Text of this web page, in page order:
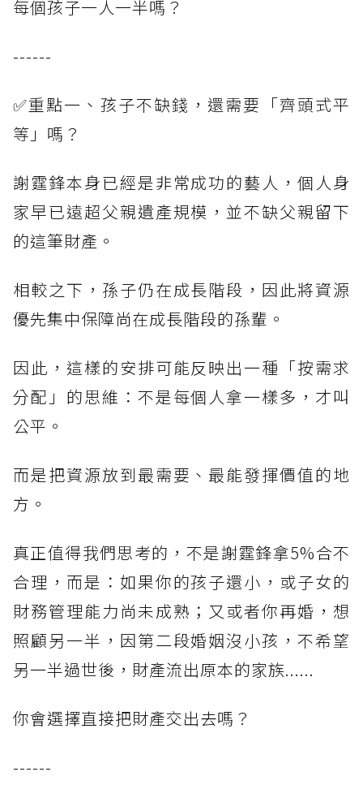
每個孩子一人一半嗎？
------
✅重點一、孩子不缺錢，還需要「齊頭式平
等」嗎？
謝霆鋒本身已經是非常成功的藝人，個人身
家早已遠超父親遺產規模，並不缺父親留下
的這筆財產。
相較之下，孫子仍在成長階段，因此將資源
優先集中保障尚在成長階段的孫輩。
因此，這樣的安排可能反映出一種「按需求
分配」的思維：不是每個人拿一樣多，才叫
公平。
而是把資源放到最需要、最能發揮價值的地
方。
真正值得我們思考的，不是謝霆鋒拿5%合不
合理，而是：如果你的孩子還小，或子女的
財務管理能力尚未成熟；又或者你再婚，想
照顧另一半，因第二段婚姻沒小孩，不希望
另一半過世後，財產流出原本的家族......
你會選擇直接把財產交出去嗎？
------